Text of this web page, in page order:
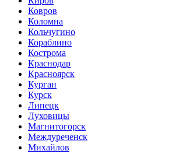
Ковров
Коломна
Кольчугино
Кораблино
Кострома
Краснодар
Красноярск
Курган
Курск
Липецк
Луховицы
Магнитогорск
Междуреченск
Михайлов